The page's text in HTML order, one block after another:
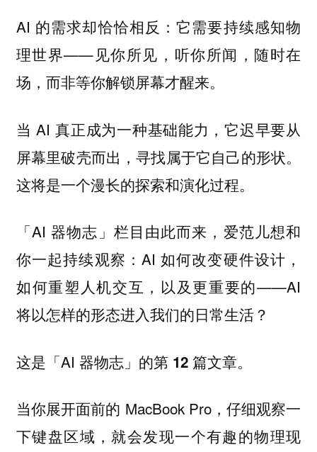
AI 的需求却恰恰相反：它需要持续感知物
理世界——见你所见，听你所闻，随时在
场，而非等你解锁屏幕才醒来。
当 AI 真正成为一种基础能力，它迟早要从
屏幕里破壳而出，寻找属于它自己的形状。
这将是一个漫长的探索和演化过程。
「AI 器物志」栏目由此而来，爱范儿想和
你一起持续观察：AI 如何改变硬件设计，
如何重塑人机交互，以及更重要的——AI
将以怎样的形态进入我们的日常生活？
这是「AI 器物志」的第 12篇文章。
当你展开面前的 MacBook Pro，仔细观察一
下键盘区域，就会发现一个有趣的物理现